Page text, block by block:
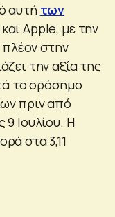
αυτή των
Apple, με την
πλέον στην
την αξία της
το ορόσημο
πριν από
9 Ιουλίου. Η
στα 3,11